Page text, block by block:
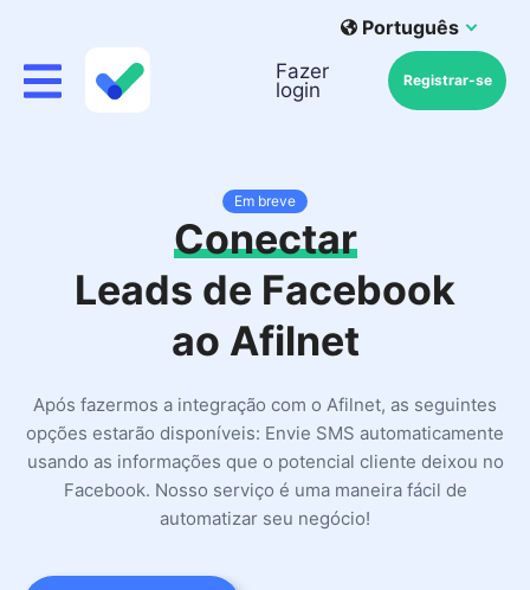
Português
Fazer
login
Registrar-se
Em breve
Conectar
Leads de Facebook
ao Afilnet
Após fazermos a integração com o Afilnet, as seguintes
opções estarão disponíveis: Envie SMS automaticamente
usando as informações que o potencial cliente deixou no
Facebook. Nosso serviço é uma maneira fácil de
automatizar seu negócio!